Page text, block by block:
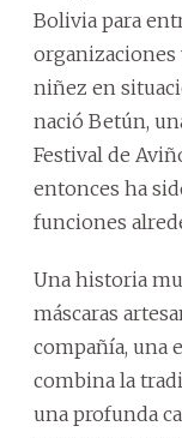
Bolivia para
organizaciones
niñez en
nació Betún,
Festival de
entonces ha
funciones
Una historia
máscaras
compañía, una
combina la
una profunda